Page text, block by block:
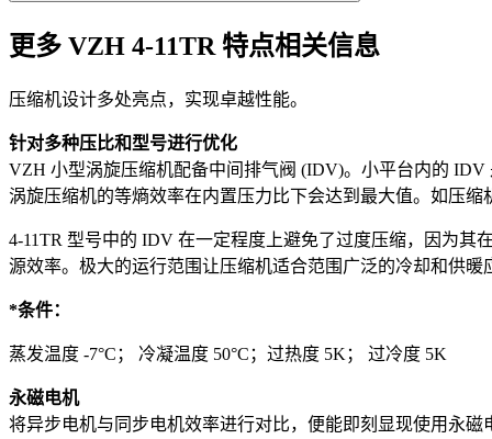
更多 VZH 4-11TR 特点相关信息
压缩机设计多处亮点，实现卓越性能。
针对多种压比和型号进行优化
VZH 小型涡旋压缩机配备中间排气阀 (IDV)。小平台内的 IDV
涡旋压缩机的等熵效率在内置压力比下会达到最大值。如压
4-11TR 型号中的 IDV 在一定程度上避免了过度压缩，因为
源效率。极大的运行范围让压缩机适合范围广泛的冷却和供暖
*条件：
蒸发温度 -7°C； 冷凝温度 50°C；过热度 5K； 过冷度 5K
永磁电机
将异步电机与同步电机效率进行对比，便能即刻显现使用永磁